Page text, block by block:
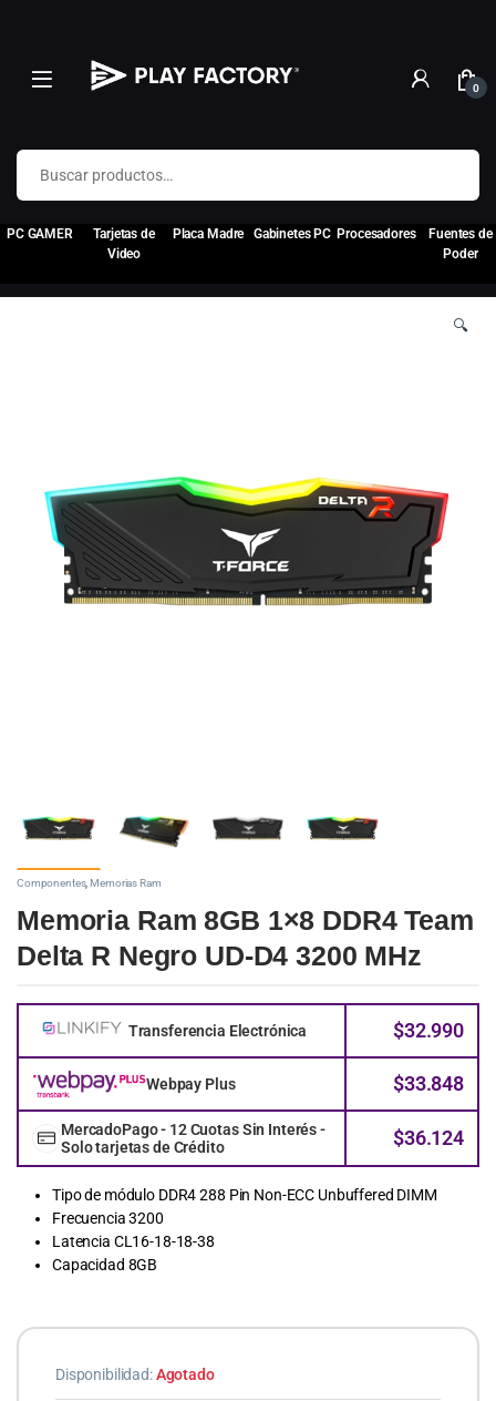
0
Buscar por:
PC GAMER
Tarjetas de
Video
Placa Madre Gabinetes PC Procesadores
Fuentes de
Poder
🔍
Componentes,Memorias Ram
Memoria Ram 8GB 1×8 DDR4 Team
Delta R Negro UD-D4 3200 MHz
Transferencia Electrónica $32.990
Webpay Plus $33.848
MercadoPago - 12 Cuotas Sin Interés -
Solo tarjetas de Crédito
$36.124
Tipo de módulo DDR4 288 Pin Non-ECC Unbuffered DIMM
Frecuencia 3200
Latencia CL16-18-18-38
Capacidad 8GB
Disponibilidad:Agotado